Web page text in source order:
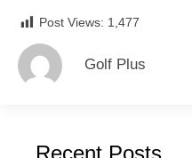
Post Views: 1,477
Golf Plus